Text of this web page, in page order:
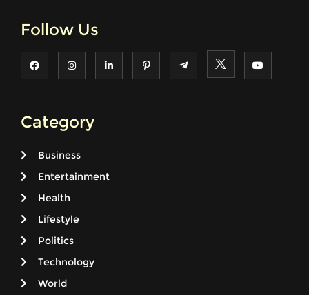
Follow Us
Category
Business
Entertainment
Health
Lifestyle
Politics
Technology
World